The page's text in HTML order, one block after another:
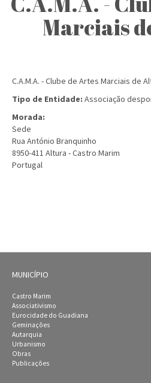
Marciais
C.A.M.A. - Clube de Artes Marciais de
Tipo de Entidade: Associação
Morada:
Sede
Rua António Branquinho
8950-411 Altura - Castro Marim
Portugal
MUNICÍPIO
Castro Marim
Associativismo
Eurocidade do Guadiana
Geminações
Autarquia
Urbanismo
Obras
Publicações